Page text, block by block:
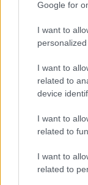
Google for
I want to
personalized
I want to
related to
device
I want to
related to
I want to
related to
Olcsóbbak
Borsodban
HÍREK 11 órája